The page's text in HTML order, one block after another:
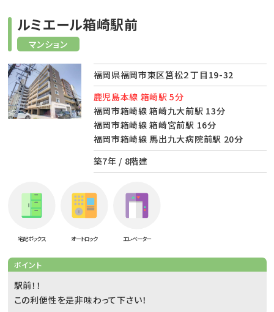
マンション
ルミエール箱崎駅前
福岡県福岡市東区筥松２丁目19-32
鹿児島本線 箱崎駅 5分
福岡市箱崎線 箱崎九大前駅 13分
福岡市箱崎線 箱崎宮前駅 16分
福岡市箱崎線 馬出九大病院前駅 20分
築7年 / 8階建
宅配ボックス オートロック エレベーター
ポイント
駅前！！
この利便性を是非味わって下さい！